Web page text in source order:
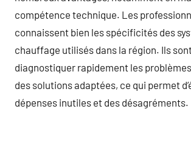
compétence technique. Les
connaissent bien les spécificités des
chauffage utilisés dans la région. Ils
diagnostiquer rapidement les
des solutions adaptées, ce qui permet
dépenses inutiles et des désagréments.